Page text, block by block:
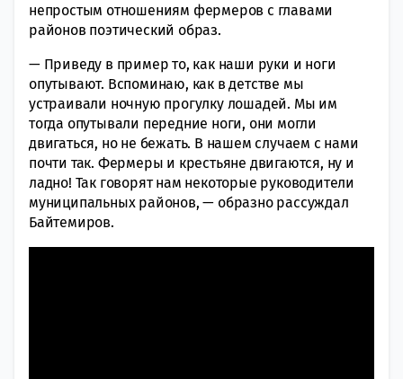
непростым отношениям фермеров с главами
районов поэтический образ.
— Приведу в пример то, как наши руки и ноги
опутывают. Вспоминаю, как в детстве мы
устраивали ночную прогулку лошадей. Мы им
тогда опутывали передние ноги, они могли
двигаться, но не бежать. В нашем случаем с нами
почти так. Фермеры и крестьяне двигаются, ну и
ладно! Так говорят нам некоторые руководители
муниципальных районов, — образно рассуждал
Байтемиров.